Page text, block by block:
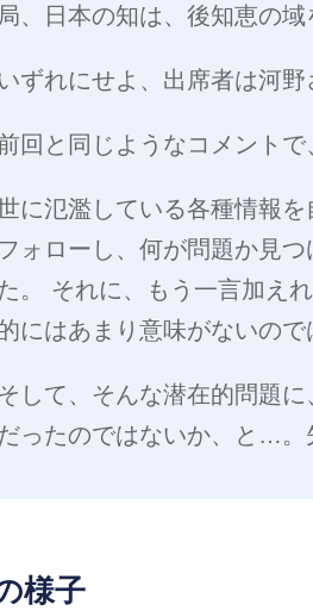
局、日本の知は、後知恵の
ずれにせよ、出席者は河
回と同じようなコメントで
に氾濫している各種情報
フォローし、何が問題か見
。 それに、もう一言加え
にはあまり意味がないので
して、そんな潜在的問題
ったのではないか、と…。
様⼦